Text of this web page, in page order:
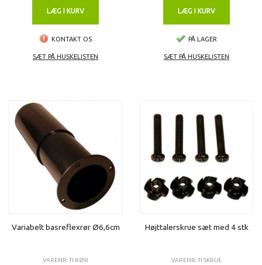
LÆG I KURV
KONTAKT OS
SÆT PÅ HUSKELISTEN
LÆG I KURV
PÅ LAGER
SÆT PÅ HUSKELISTEN
Variabelt basreflexrør Ø6,6cm
VARENR: TI RØR
Højttalerskrue sæt med 4 stk
VARENR: TI SKRUE